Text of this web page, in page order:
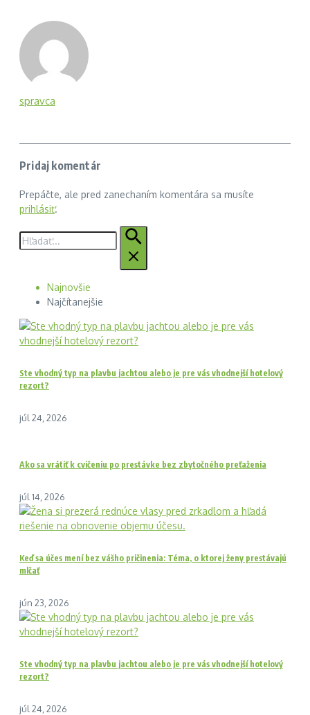
spravca
Pridaj komentár
Prepáčte, ale pred zanechaním komentára sa musíte
prihlásiť.
Hľadať:
Najnovšie
Najčítanejšie
Ste vhodný typ na plavbu jachtou alebo je pre vás vhodnejší hotelový
rezort?
júl 24, 2026
Ako sa vrátiť k cvičeniu po prestávke bez zbytočného preťaženia
júl 14, 2026
Keď sa účes mení bez vášho pričinenia: Téma, o ktorej ženy prestávajú
mlčať
jún 23, 2026
Ste vhodný typ na plavbu jachtou alebo je pre vás vhodnejší hotelový
rezort?
júl 24, 2026